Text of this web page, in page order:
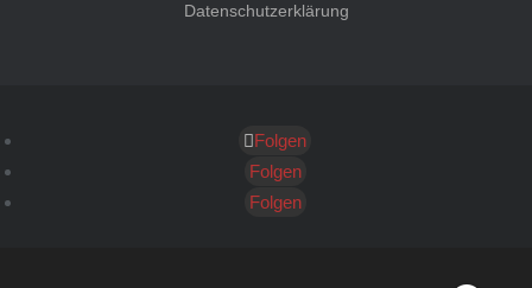
Datenschutzerklärung
Folgen
Folgen
Folgen
Kundenbewertungen und Erfahrungen zu
SEHR GUT